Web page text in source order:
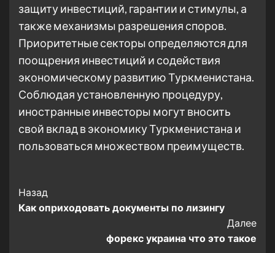
защиту инвестиций, гарантии и стимулы, а
также механизмы разрешения споров.
Приоритетные секторы определяются для
поощрения инвестиций и содействия
экономическому развитию Туркменистана.
Соблюдая установленную процедуру,
иностранные инвесторы могут вносить
свой вклад в экономику Туркменистана и
пользоваться множеством преимуществ.
Post
Navigation
Назад
Как оприходовать документы по лизингу
Далее
форекс украина что это такое